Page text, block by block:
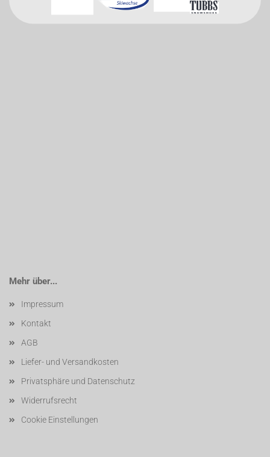
Mehr über...
Impressum
Kontakt
AGB
Liefer- und Versandkosten
Privatsphäre und Datenschutz
Widerrufsrecht
Cookie Einstellungen